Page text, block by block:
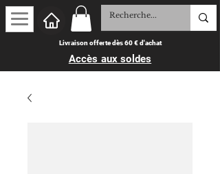
Livraison offerte dès 60 € d'achat
Accès aux soldes